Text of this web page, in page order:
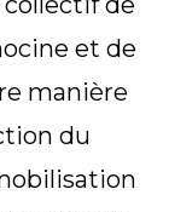
et de
manière
du